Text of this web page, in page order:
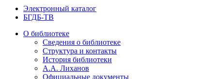
Электронный каталог
БГДБ-ТВ
О библиотеке
Сведения о библиотеке
Структура и контакты
История библиотеки
А.А. Лиханов
Официальные документы